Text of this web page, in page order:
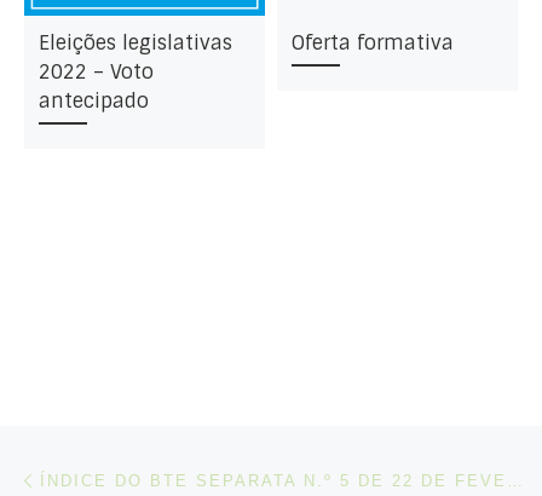
Eleições legislativas
2022 – Voto
antecipado
Oferta formativa
Post navigation